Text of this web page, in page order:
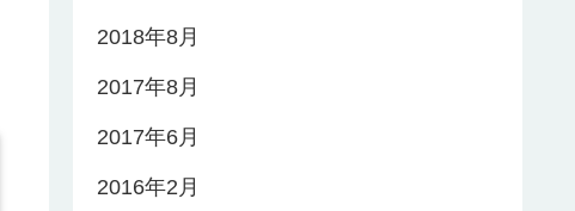
2018年8月
2017年8月
2017年6月
2016年2月